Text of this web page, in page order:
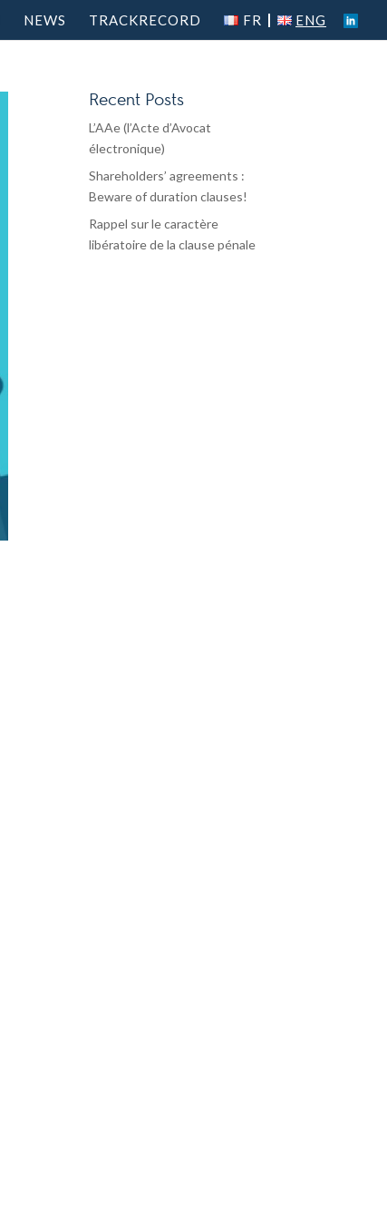
NEWS TRACKRECORD FR ENG
Recent Posts
L’AAe (l’Acte d’Avocat
électronique)
Shareholders’ agreements :
Beware of duration clauses!
Rappel sur le caractère
libératoire de la clause pénale